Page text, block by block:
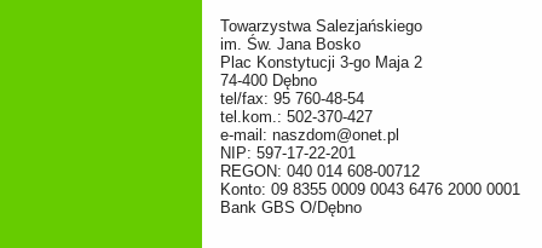
Towarzystwa Salezjańskiego
im. Św. Jana Bosko
Plac Konstytucji 3-go Maja 2
74-400 Dębno
tel/fax: 95 760-48-54
tel.kom.: 502-370-427
e-mail: naszdom@onet.pl
NIP: 597-17-22-201
REGON: 040 014 608-00712
Konto: 09 8355 0009 0043 6476 2000 0001
Bank GBS O/Dębno